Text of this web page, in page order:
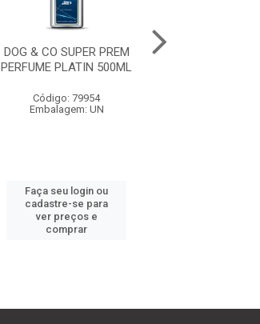
DOG & CO SUPER PREM
PERFUME PLATIN 500ML
Código: 79954
Embalagem: UN
Faça seu login ou
cadastre-se para
ver preços e
comprar